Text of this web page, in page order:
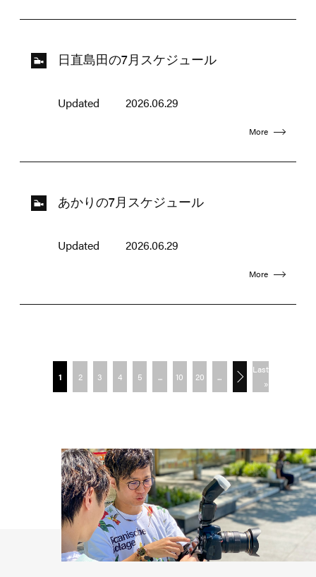
日直島田の7月スケジュール
Updated 2026.06.29
More
あかりの7月スケジュール
Updated 2026.06.29
More
1 2 3 4 5 ... 10 20 ...
Last
»